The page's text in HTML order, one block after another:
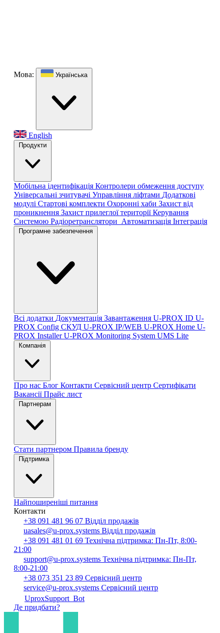
Мова: Українська
English
Продукти
Мобільна ідентифікація Контролери обмеження доступу
Універсальні зчитувачі Управління ліфтами Додаткові
модулі Стартові комплекти Охоронні хаби Захист від
проникнення Захист прилеглої територіїКерування
Системою Радіоретранслятори Автоматизація Інтеграція
Програмне забезпечення
Всі додатки Документація Завантаження U-PROX ID U-
PROX Config СКУД U-PROX IP/WEB U-PROX Home U-
PROX InstallerU-PROX Monitoring System UMS Lite
Компанія
Про нас Блог Контакти Сервісний центр Сертифікати
ВакансіїПрайс лист
Партнерам
Стати партнером Правила бренду
Підтримка
Найпоширеніші питання
Контакти
+38 091 481 96 07 Відділ продажів
uasales@u-prox.systems Відділ продажів
+38 091 481 01 69 Технічна підтримка: Пн-Пт, 8:00-
21:00
support@u-prox.systems Технічна підтримка: Пн-Пт,
8:00-21:00
+38 073 351 23 89 Сервісний центр
service@u-prox.systems Сервісний центр
UproxSupport_Bot
Де придбати?